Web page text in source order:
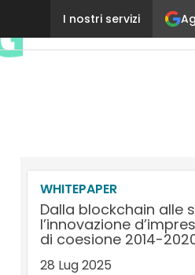
I nostri servizi
GN Techonomy e
WHITEPAPER
Dalla blockchain alle
l’innovazione
di coesione 2014-
28 Lug 2025